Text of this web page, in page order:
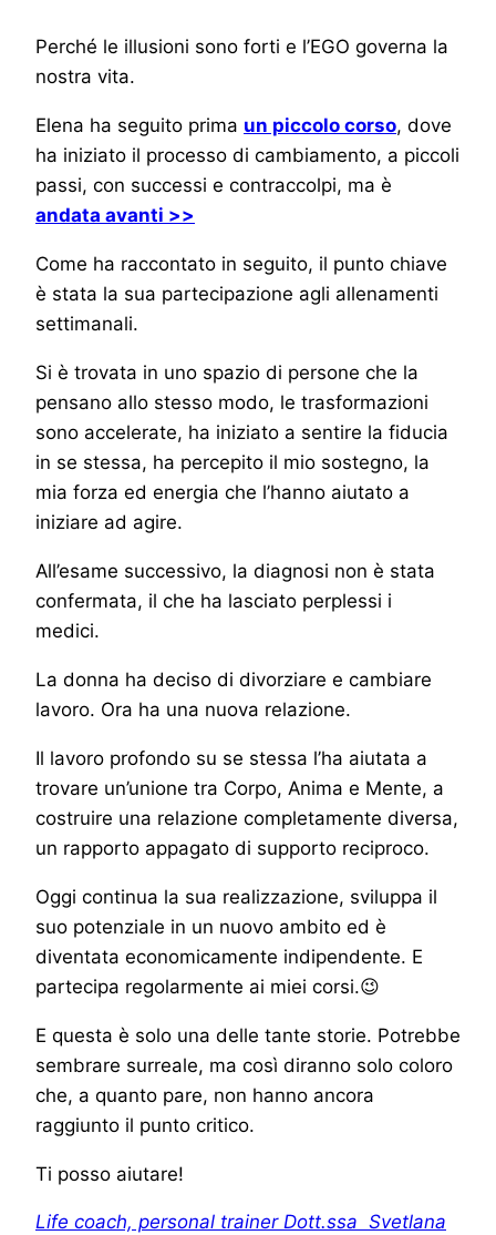
Perché le illusioni sono forti e l’EGO governa la
nostra vita.
Elena ha seguito prima un piccolo corso, dove
ha iniziato il processo di cambiamento, a piccoli
passi, con successi e contraccolpi, ma è
andata avanti >>
Come ha raccontato in seguito, il punto chiave
è stata la sua partecipazione agli allenamenti
settimanali.
Si è trovata in uno spazio di persone che la
pensano allo stesso modo, le trasformazioni
sono accelerate, ha iniziato a sentire la fiducia
in se stessa, ha percepito il mio sostegno, la
mia forza ed energia che l’hanno aiutato a
iniziare ad agire.
All’esame successivo, la diagnosi non è stata
confermata, il che ha lasciato perplessi i
medici.
La donna ha deciso di divorziare e cambiare
lavoro. Ora ha una nuova relazione.
Il lavoro profondo su se stessa l’ha aiutata a
trovare un’unione tra Corpo, Anima e Mente, a
costruire una relazione completamente diversa,
un rapporto appagato di supporto reciproco.
Oggi continua la sua realizzazione, sviluppa il
suo potenziale in un nuovo ambito ed è
diventata economicamente indipendente. E
partecipa regolarmente ai miei corsi.😉
E questa è solo una delle tante storie. Potrebbe
sembrare surreale, ma così diranno solo coloro
che, a quanto pare, non hanno ancora
raggiunto il punto critico.
Ti posso aiutare!
Life coach, personal trainer Dott.ssa Svetlana